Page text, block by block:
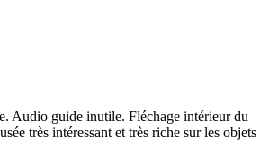
Audio guide inutile. Fléchage intérieur du
très intéressant et très riche sur les objets